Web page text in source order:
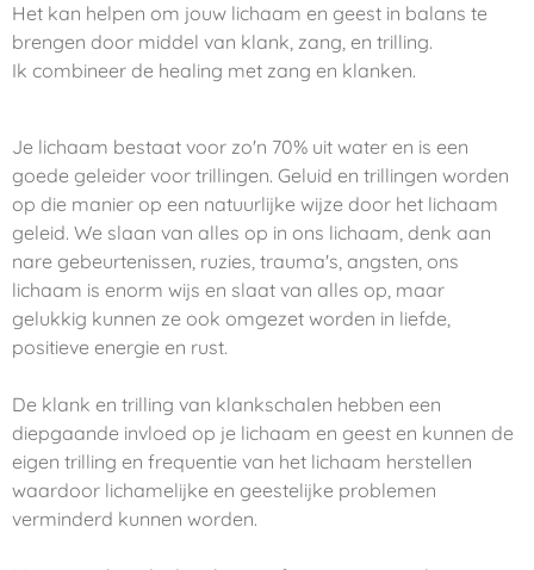
Het kan helpen om jouw lichaam en geest in balans te
brengen door middel van klank, zang, en trilling.
Ik combineer de healing met zang en klanken.
Je lichaam bestaat voor zo'n 70% uit water en is een
goede geleider voor trillingen. Geluid en trillingen worden
op die manier op een natuurlijke wijze door het lichaam
geleid. We slaan van alles op in ons lichaam, denk aan
nare gebeurtenissen, ruzies, trauma's, angsten, ons
lichaam is enorm wijs en slaat van alles op, maar
gelukkig kunnen ze ook omgezet worden in liefde,
positieve energie en rust.
De klank en trilling van klankschalen hebben een
diepgaande invloed op je lichaam en geest en kunnen de
eigen trilling en frequentie van het lichaam herstellen
waardoor lichamelijke en geestelijke problemen
verminderd kunnen worden.